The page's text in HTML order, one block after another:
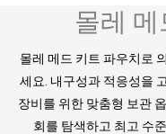
몰레
몰레 메드 키트 파우치로
세요. 내구성과 적응성을
장비를 위한 맞춤형 보관
회를 탐색하고 최고 수